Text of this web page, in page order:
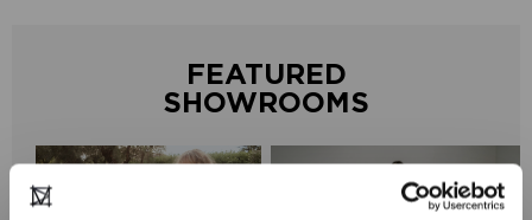
FEATURED
SHOWROOMS